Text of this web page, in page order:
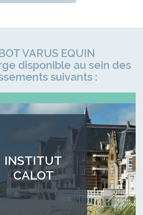
VARUS EQUIN
disponible au sein des
suivants :
INSTITUT
CALOT